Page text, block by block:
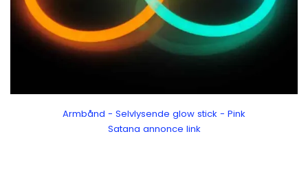
Armbånd - Selvlysende glow stick - Pink
Satana annonce link